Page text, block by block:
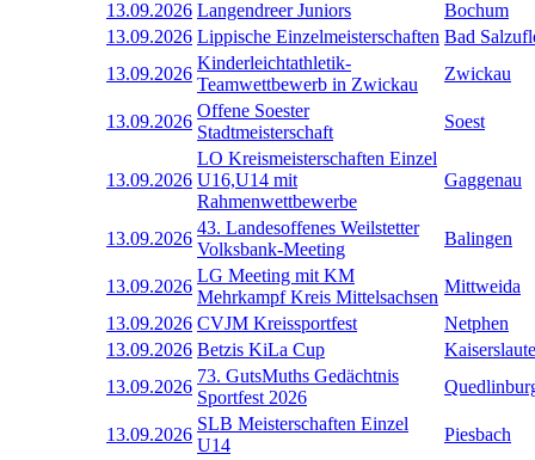
13.09.2026 Langendreer Juniors
Bochum
13.09.2026 Lippische Einzelmeisterschaften Bad
13.09.2026
Kinderleichtathletik-
Teamwettbewerb in Zwickau
Zwickau
13.09.2026
Offene Soester
Stadtmeisterschaft
Soest
13.09.2026
LO Kreismeisterschaften Einzel
U16,U14 mit
Rahmenwettbewerbe
Gaggenau
13.09.2026
43. Landesoffenes Weilstetter
Volksbank-Meeting
Balingen
13.09.2026
LG Meeting mit KM
Mehrkampf Kreis Mittelsachsen
Mittweida
13.09.2026 CVJM Kreissportfest
Netphen
13.09.2026 Betzis KiLa Cup
13.09.2026
73. GutsMuths Gedächtnis
Sportfest 2026
13.09.2026
SLB Meisterschaften Einzel
U14
Piesbach